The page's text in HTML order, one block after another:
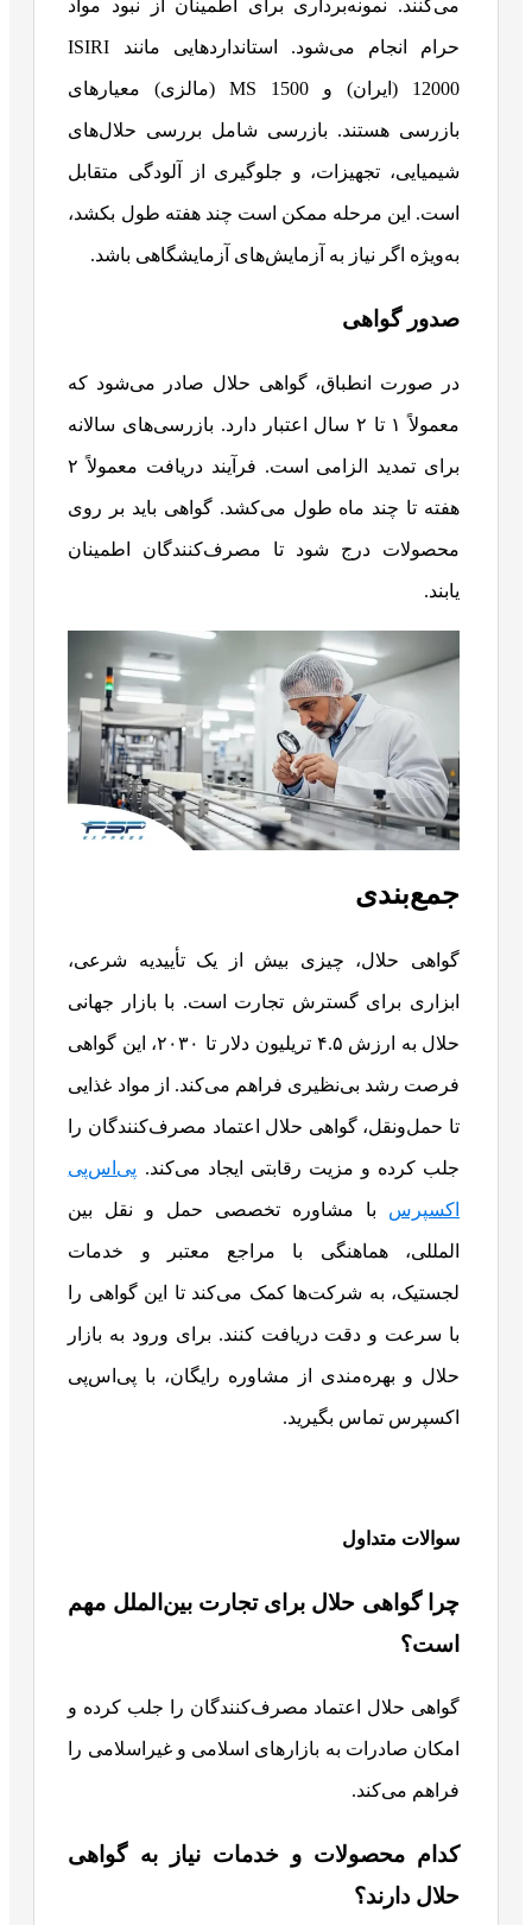
می‌کنند. نمونه‌برداری برای اطمینان از نبود مواد
حرام انجام می‌شود. استانداردهایی مانند ISIRI
12000 (ایران) و MS 1500 (مالزی) معیارهای
بازرسی هستند. بازرسی شامل بررسی حلال‌های
شیمیایی، تجهیزات، و جلوگیری از آلودگی متقابل
است. این مرحله ممکن است چند هفته طول بکشد،
به‌ویژه اگر نیاز به آزمایش‌های آزمایشگاهی باشد.
صدور گواهی
در صورت انطباق، گواهی حلال صادر می‌شود که
معمولاً ۱ تا ۲ سال اعتبار دارد. بازرسی‌های سالانه
برای تمدید الزامی است. فرآیند دریافت معمولاً ۲
هفته تا چند ماه طول می‌کشد. گواهی باید بر روی
محصولات درج شود تا مصرف‌کنندگان اطمینان
یابند.
جمع‌بندی
گواهی حلال، چیزی بیش از یک تأییدیه شرعی،
ابزاری برای گسترش تجارت است. با بازار جهانی
حلال به ارزش ۴.۵ تریلیون دلار تا ۲۰۳۰، این گواهی
فرصت رشد بی‌نظیری فراهم می‌کند. از مواد غذایی
تا حمل‌ونقل، گواهی حلال اعتماد مصرف‌کنندگان را
جلب کرده و مزیت رقابتی ایجاد می‌کند. پی‌اس‌پی
اکسپرس با مشاوره تخصصی حمل و نقل بین
المللی، هماهنگی با مراجع معتبر و خدمات
لجستیک، به شرکت‌ها کمک می‌کند تا این گواهی را
با سرعت و دقت دریافت کنند. برای ورود به بازار
حلال و بهره‌مندی از مشاوره رایگان، با پی‌اس‌پی
اکسپرس تماس بگیرید.
سوالات متداول
چرا گواهی حلال برای تجارت بین‌الملل مهم
است؟
گواهی حلال اعتماد مصرف‌کنندگان را جلب کرده و
امکان صادرات به بازارهای اسلامی و غیراسلامی را
فراهم می‌کند.
کدام محصولات و خدمات نیاز به گواهی
حلال دارند؟